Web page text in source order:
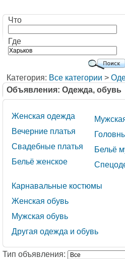
Что
Где
Категория: Все категории >
Объявления: Одежда, обувь
Женская одежда
Вечерние платья
Свадебные платья
Бельё женское
Бельё
Карнавальные костюмы
Женская обувь
Мужская обувь
Другая одежда и обувь
Тип объявления: